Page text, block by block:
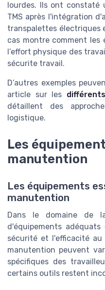
lourdes. Ils ont constaté
TMS après l'intégration
transpalettes électriques
cas montre comment les
l’effort physique des
sécurite travail.
D’autres exemples
article sur les
détaillent des
logistique.
Les
manutention
Les équipements
manutention
Dans le domaine de
d'équipements
sécurité et l'efficacité au
manutention peuvent
spécifiques des
certains outils restent